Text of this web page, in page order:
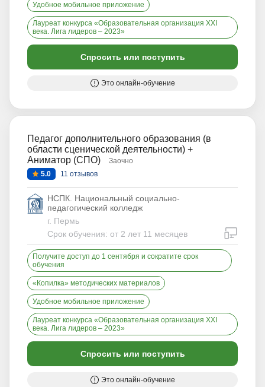
Удобное мобильное приложение
Лауреат конкурса «Образовательная организация XXI
века. Лига лидеров – 2023»
Спросить или поступить
Это онлайн-обучение
Педагог дополнительного образования (в
области сценической деятельности) +
Аниматор (СПО)
Заочно
5.0
11 отзывов
НСПК. Национальный социально-
педагогический колледж
г. Пермь
Срок обучения: от 2 лет 11 месяцев
Получите доступ до 1 сентября и сократите срок
обучения
«Копилка» методических материалов
Удобное мобильное приложение
Лауреат конкурса «Образовательная организация XXI
века. Лига лидеров – 2023»
Спросить или поступить
Это онлайн-обучение